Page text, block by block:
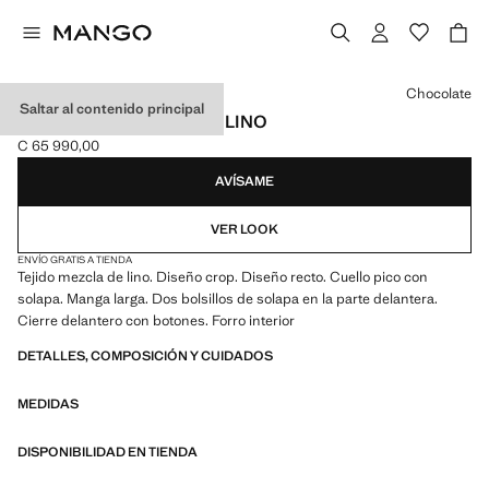
Saltar al contenido principal
BLAZER CROP MEZCLA LINO
Precio actual [C 65 990,00 ]
C 65 990,00
Selecciona un color
Chocolate
AVÍSAME
VER LOOK
ENVÍO GRATIS A TIENDA
Tejido mezcla de lino. Diseño crop. Diseño recto. Cuello pico con
solapa. Manga larga. Dos bolsillos de solapa en la parte delantera.
Cierre delantero con botones. Forro interior
DETALLES, COMPOSICIÓN Y CUIDADOS
MEDIDAS
DISPONIBILIDAD EN TIENDA